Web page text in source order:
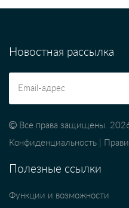
Новостная рассылка
Все права защищены.
Конфиденциальность
Полезные ссылки
Функции и возможности